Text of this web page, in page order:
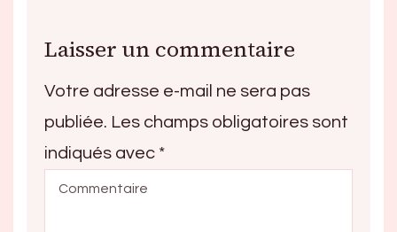
Laisser un commentaire
Votre adresse e-mail ne sera pas
publiée. Les champs obligatoires sont
indiqués avec *